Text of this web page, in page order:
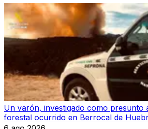
Un varón, investigado como presunto
forestal ocurrido en Berrocal de